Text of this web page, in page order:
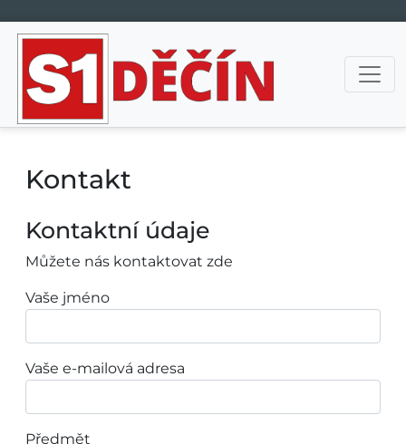
Hlavní navigace
Kontakt
Kontaktní údaje
Můžete nás kontaktovat zde
Vaše jméno
Vaše e-mailová adresa
Předmět